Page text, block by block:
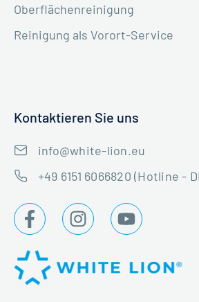
Oberflächenreinigung
Reinigung als Vorort-Service
Kontaktieren Sie uns
info@white-lion.eu
+49 6151 6066820 (Hotline -